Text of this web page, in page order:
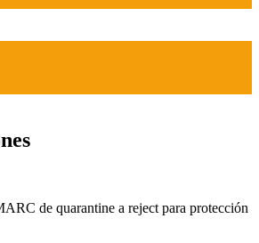
de quarantine a reject para protección